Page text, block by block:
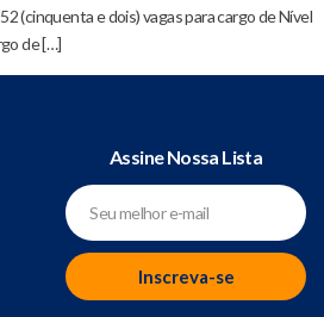
(cinquenta e dois) vagas para cargo de Nível
de […]
Assine Nossa Lista
Inscreva-se